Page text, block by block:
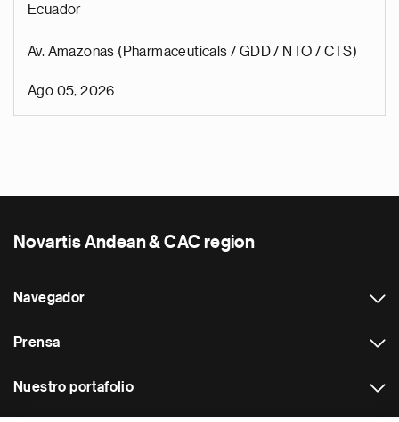
Ecuador
Av. Amazonas (Pharmaceuticals / GDD / NTO / CTS)
Ago 05, 2026
Novartis Andean & CAC region
Navegador
Prensa
Nuestro portafolio